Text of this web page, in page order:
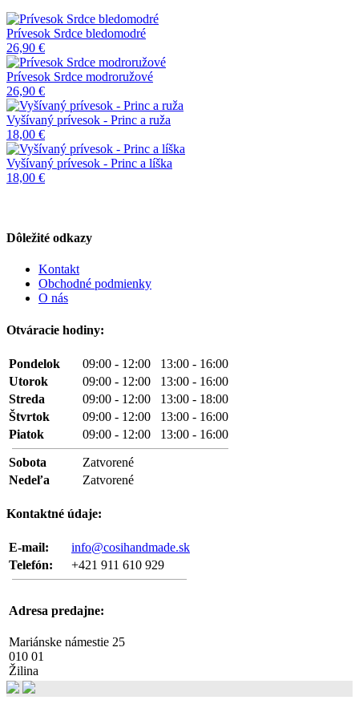
Prívesok Srdce bledomodré
26,90 €
Prívesok Srdce modroružové
26,90 €
Vyšívaný prívesok - Princ a ruža
18,00 €
Vyšívaný prívesok - Princ a líška
18,00 €
Dôležité odkazy
Kontakt
Obchodné podmienky
O nás
Otváracie hodiny:
Pondelok
09:00 - 12:00 13:00 - 16:00
Utorok
09:00 - 12:00 13:00 - 16:00
Streda
09:00 - 12:00 13:00 - 18:00
Štvrtok
09:00 - 12:00 13:00 - 16:00
Piatok
09:00 - 12:00 13:00 - 16:00
Sobota
Zatvorené
Nedeľa
Zatvorené
Kontaktné údaje:
E-mail:
info@cosihandmade.sk
Telefón:
+421 911 610 929
Adresa predajne:
Mariánske námestie 25
010 01
Žilina